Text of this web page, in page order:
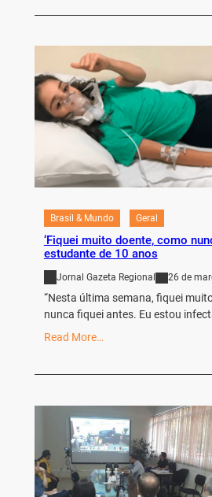
Brasil & Mundo Geral
‘Fiquei muito doente, como
estudante de 10 anos
Jornal Gazeta Regional 26 de
“Nesta última semana, fiquei
nunca fiquei antes. Eu estou
Read More…